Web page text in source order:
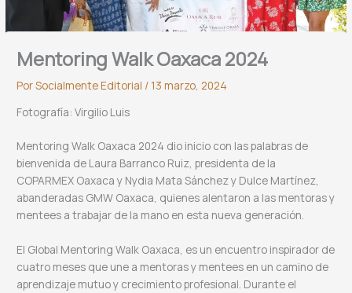
Mentoring Walk Oaxaca 2024
PorSocialmente Editorial / 13 marzo, 2024
Fotografía: Virgilio Luis
Mentoring Walk Oaxaca 2024 dio inicio con las palabras de
bienvenida de Laura Barranco Ruiz, presidenta de la
COPARMEX Oaxaca y Nydia Mata Sánchez y Dulce Martínez,
abanderadas GMW Oaxaca, quienes alentaron a las mentoras y
mentees a trabajar de la mano en esta nueva generación.
El Global Mentoring Walk Oaxaca, es un encuentro inspirador de
cuatro meses que une a mentoras y mentees en un camino de
aprendizaje mutuo y crecimiento profesional. Durante el